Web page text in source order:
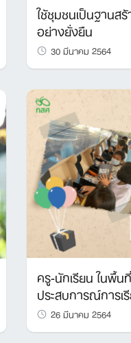
ใช้ชุมชนเป็นฐานส
อย่างยั่งยืน
30 มีนาคม 2564
ครู-นักเรียน ในพื้น
ประสบการณ์การเ
26 มีนาคม 2564